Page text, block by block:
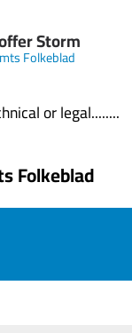
Storm
Folkeblad
or legal........
Folkeblad